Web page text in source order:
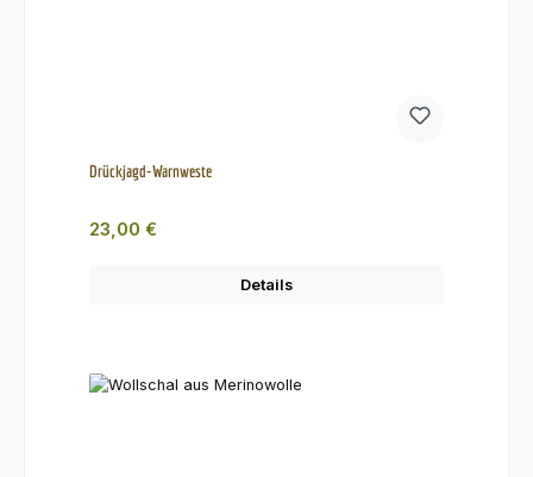
Drückjagd-Warnweste
Regulärer Preis:
23,00 €
Details